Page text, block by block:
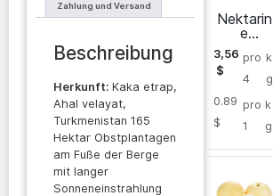
Zahlung und Versand
Beschreibung
Herkunft: Kaka etrap,
Ahal velayat,
Turkmenistan 165
Hektar Obstplantagen
am Fuße der Berge
mit langer
Sonneneinstrahlung
Nektarin
e
„Gartario
“
3,56
$
pro
4
k
g
0.89
$
pro
1
k
g